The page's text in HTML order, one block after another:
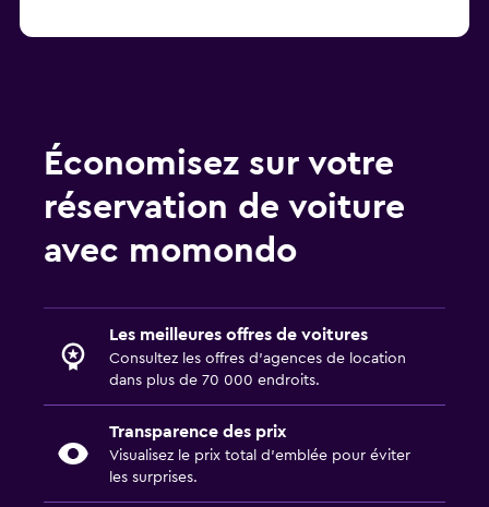
Économisez sur votre
réservation de voiture
avec momondo
Les meilleures offres de voitures
Consultez les offres d’agences de location
dans plus de 70 000 endroits.
Transparence des prix
Visualisez le prix total d’emblée pour éviter
les surprises.